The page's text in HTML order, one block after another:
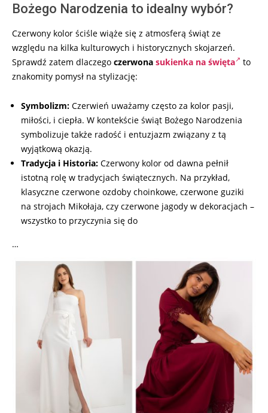
Bożego Narodzenia to idealny wybór?
Czerwony kolor ściśle wiąże się z atmosferą świąt ze
względu na kilka kulturowych i historycznych skojarzeń.
Sprawdź zatem dlaczego czerwona sukienka na święta
to
znakomity pomysł na stylizację:
Symbolizm: Czerwień uważamy często za kolor pasji,
miłości, i ciepła. W kontekście świąt Bożego Narodzenia
symbolizuje także radość i entuzjazm związany z tą
wyjątkową okazją.
Tradycja i Historia: Czerwony kolor od dawna pełnił
istotną rolę w tradycjach świątecznych. Na przykład,
klasyczne czerwone ozdoby choinkowe, czerwone guziki
na strojach Mikołaja, czy czerwone jagody w dekoracjach –
wszystko to przyczynia się do
…